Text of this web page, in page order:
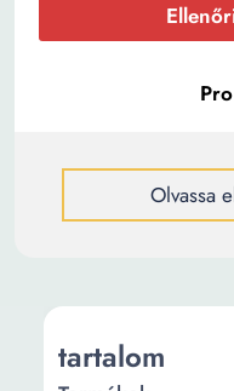
Olvassa
tartalom